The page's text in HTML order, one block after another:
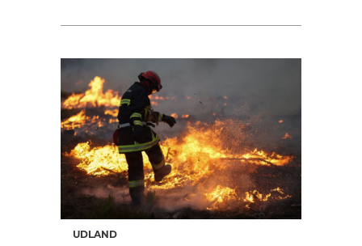
UDLAND